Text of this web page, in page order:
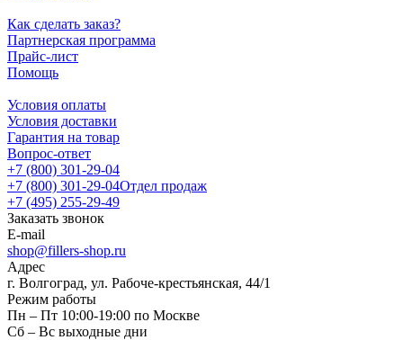
Как сделать заказ?
Партнерская программа
Прайс-лист
Помощь
Условия оплаты
Условия доставки
Гарантия на товар
Вопрос-ответ
+7 (800) 301-29-04
+7 (800) 301-29-04Отдел продаж
+7 (495) 255-29-49
Заказать звонок
E-mail
shop@fillers-shop.ru
Адрес
г. Волгоград, ул. Рабоче-крестьянская, 44/1
Режим работы
Пн – Пт 10:00-19:00 по Москве
Сб – Вс выходные дни